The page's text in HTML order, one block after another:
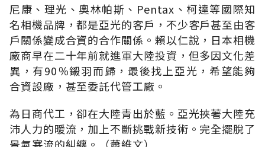
尼康、理光、奧林帕斯、Pentax、柯達等國際知
名相機品牌，都是亞光的客戶，不少客戶甚至由客
戶關係變成合資的合作關係。賴以仁說，日本相機
廠商早在二十年前就進軍大陸投資，但多因文化差
異，有90％鎩羽而歸，最後找上亞光，希望能夠
合資設廠，甚至委託代管工廠。
為日商代工，卻在大陸青出於藍。亞光挾著大陸充
沛人力的暖流，加上不斷挑戰新技術。完全擺脫了
景氣寒流的糾纏。（蕭維文）